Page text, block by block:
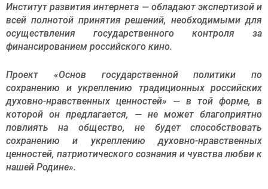
Институт развития интернета — обладают экспертизой и
всей полнотой принятия решений, необходимыми для
осуществления государственного контроля за
финансированием российского кино.
Проект «Основ государственной политики по
сохранению и укреплению традиционных российских
духовно-нравственных ценностей» — в той форме, в
которой он предлагается, — не может благоприятно
повлиять на общество, не будет способствовать
сохранению и укреплению духовно-нравственных
ценностей, патриотического сознания и чувства любви к
нашей Родине».